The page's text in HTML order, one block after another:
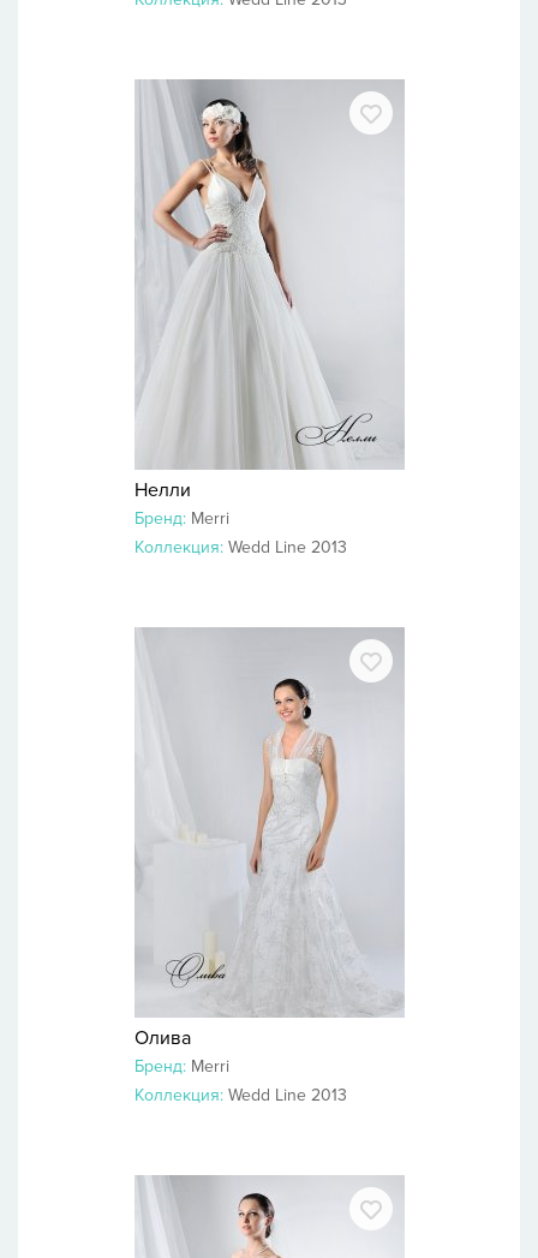
Нелли
Бренд: Merri
Коллекция: Wedd Line 2013
Олива
Бренд: Merri
Коллекция: Wedd Line 2013